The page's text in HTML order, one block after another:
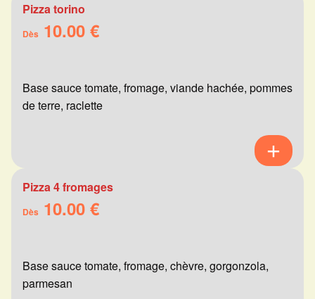
Pizza torino
Dès 10.00 €
Base sauce tomate, fromage, viande hachée, pommes
de terre, raclette
Pizza 4 fromages
Dès 10.00 €
Base sauce tomate, fromage, chèvre, gorgonzola,
parmesan